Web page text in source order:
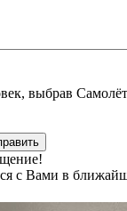
выбрав Самолёт
с Вами в